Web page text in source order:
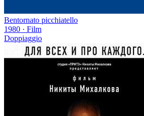
Bentornato picchiatello
1980 · Film
Doppiaggio